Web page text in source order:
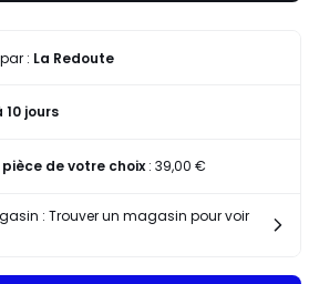
: La Redoute
10 jours
de votre choix: 39,00 €
: Trouver un magasin pour voir